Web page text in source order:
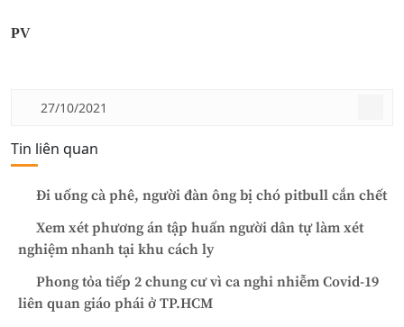
PV
27/10/2021
Tin liên quan
Đi uống cà phê, người đàn ông bị chó pitbull cắn chết
Xem xét phương án tập huấn người dân tự làm xét
nghiệm nhanh tại khu cách ly
Phong tỏa tiếp 2 chung cư vì ca nghi nhiễm Covid-19
liên quan giáo phái ở TP.HCM